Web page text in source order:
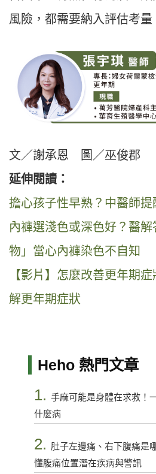
風險，都需要納入評估考量
文／謝承恩 圖／巫俊郡
延伸閱讀：
擔心孩子性早熟？中醫師
內褲選淺色或深色好？醫
物」當心內褲染色不自知
【影片】怎麼改善更年期
解更年期症狀
Heho 熱門文章
1. 手麻可能是身體在求救！
什麼病
2. 肚子左邊痛、右下腹痛是
懂腹痛位置潛在疾病與警訊